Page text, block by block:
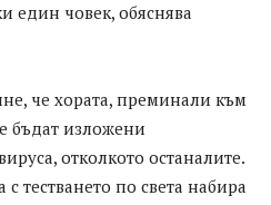
един човек, обяснява
че хората, преминали към
бъдат изложени
отколкото останалите.
тестването по света набира